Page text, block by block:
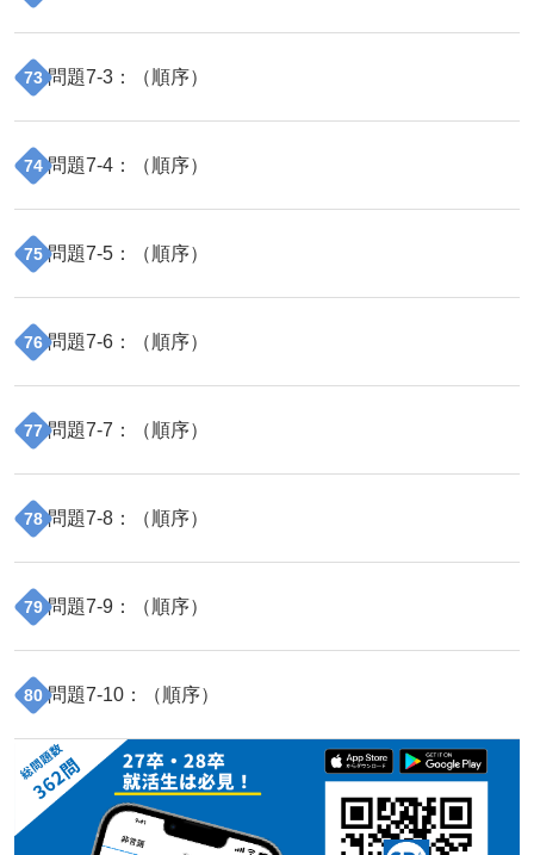
73 問題7-3 ：（順序）
74 問題7-4 ：（順序）
75 問題7-5 ：（順序）
76 問題7-6 ：（順序）
77 問題7-7 ：（順序）
78 問題7-8 ：（順序）
79 問題7-9 ：（順序）
80 問題7-10 ：（順序）